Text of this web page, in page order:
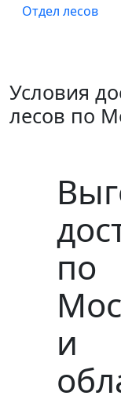
Отдел лесов
Условия
лесов по
по
и